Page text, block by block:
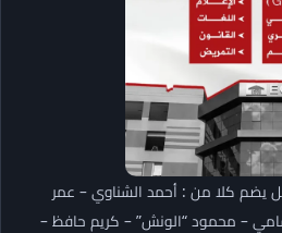
يضم كلا من : أحمد الشناوي – عمر
– محمود “الونش” – كريم حافظ –